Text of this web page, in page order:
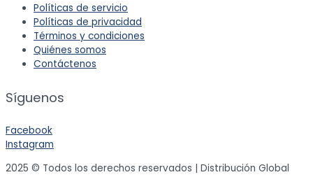
Políticas de servicio
Políticas de privacidad
Términos y condiciones
Quiénes somos
Contáctenos
Síguenos
Facebook
Instagram
2025 © Todos los derechos reservados | Distribución Global